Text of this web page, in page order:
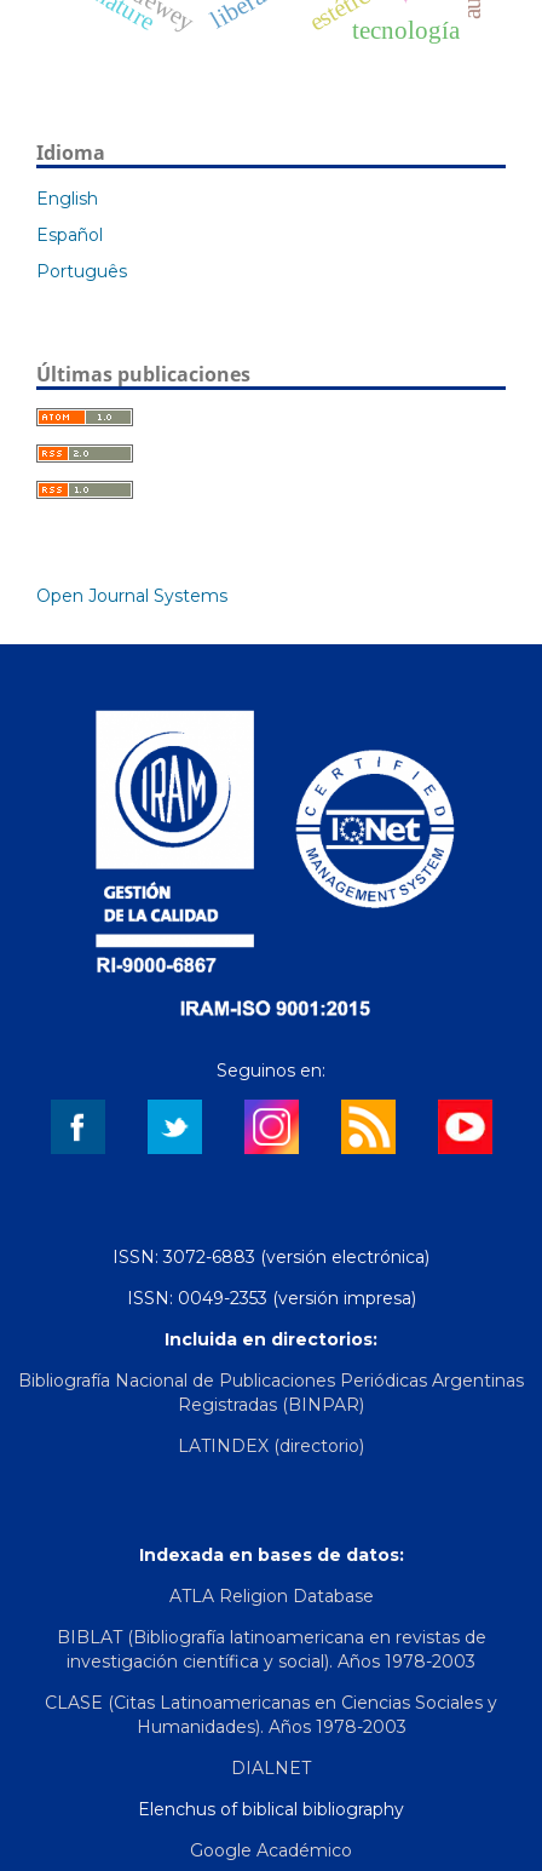
tecnología
Idioma
English
Español
Português
Últimas publicaciones
Open Journal Systems
Seguinos en:
ISSN: 3072-6883 (versión electrónica)
ISSN: 0049-2353 (versión impresa)
Incluida en directorios:
Bibliografía Nacional de Publicaciones Periódicas Argentinas
Registradas (BINPAR)
LATINDEX (directorio)
Indexada en bases de datos:
ATLA Religion Database
BIBLAT (Bibliografía latinoamericana en revistas de
investigación científica y social). Años 1978-2003
CLASE (Citas Latinoamericanas en Ciencias Sociales y
Humanidades). Años 1978-2003
DIALNET
Elenchus of biblical bibliography
Google Académico